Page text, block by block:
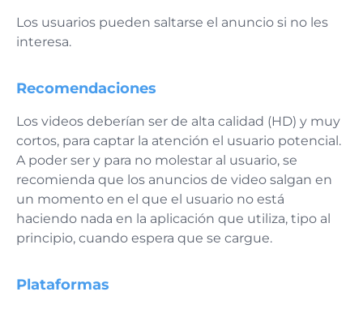
Los usuarios pueden saltarse el anuncio si no les
interesa.
Recomendaciones
Los videos deberían ser de alta calidad (HD) y muy
cortos, para captar la atención el usuario potencial.
A poder ser y para no molestar al usuario, se
recomienda que los anuncios de video salgan en
un momento en el que el usuario no está
haciendo nada en la aplicación que utiliza, tipo al
principio, cuando espera que se cargue.
Plataformas